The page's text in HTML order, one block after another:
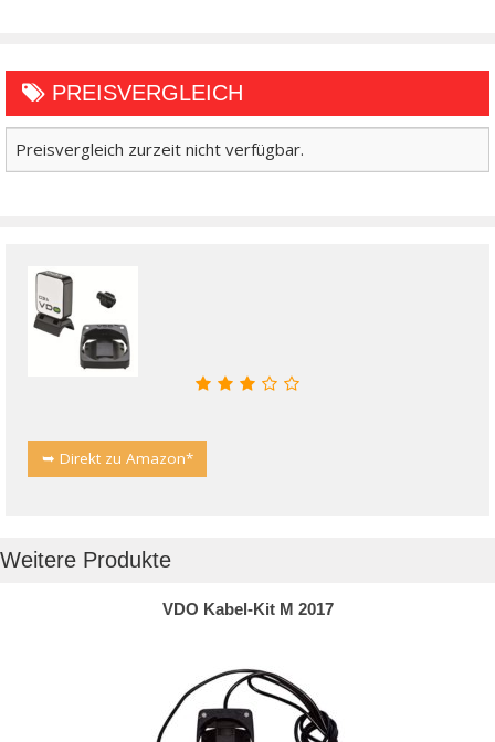
PREISVERGLEICH
Preisvergleich zurzeit nicht verfügbar.
➥ Direkt zu Amazon*
Weitere Produkte
VDO Kabel-Kit M 2017